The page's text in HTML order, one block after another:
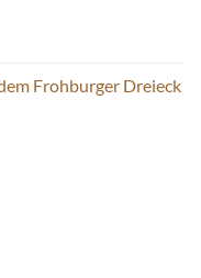
Frohburger Dreieck